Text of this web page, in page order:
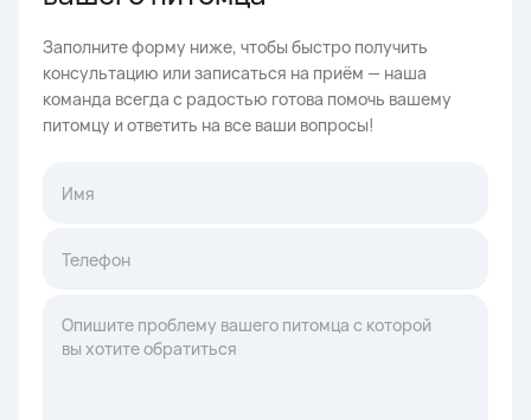
Заполните форму ниже, чтобы быстро получить
консультацию или записаться на приём — наша
команда всегда с радостью готова помочь вашему
питомцу и ответить на все ваши вопросы!